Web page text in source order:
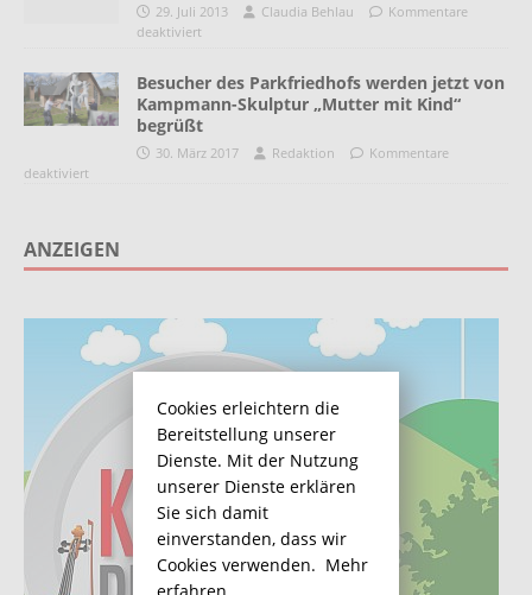
29. Juli 2013 Claudia Behlau
Kommentare
deaktiviert
Besucher des Parkfriedhofs werden jetzt von
Kampmann-Skulptur „Mutter mit Kind“
begrüßt
30. März 2017 Redaktion
Kommentare
deaktiviert
ANZEIGEN
Cookies erleichtern die
Bereitstellung unserer
Dienste. Mit der Nutzung
unserer Dienste erklären
Sie sich damit
einverstanden, dass wir
Cookies verwenden. Mehr
erfahren